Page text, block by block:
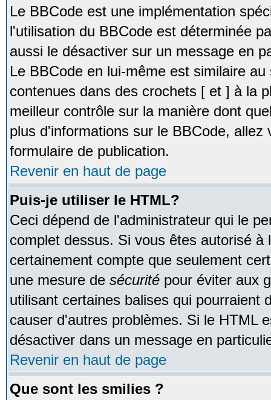
Le BBCode est une implémentation
l'utilisation du BBCode est déterminée
aussi le désactiver sur un message en
Le BBCode en lui-même est similaire
contenues dans des crochets [ et ] à la
meilleur contrôle sur la manière dont
plus d'informations sur le BBCode,
formulaire de publication.
Revenir en haut de page
Puis-je utiliser le HTML?
Ceci dépend de l'administrateur qui le
complet dessus. Si vous êtes autorisé à
certainement compte que seulement
une mesure de sécurité pour éviter aux
utilisant certaines balises qui pourraient
causer d'autres problèmes. Si le HTML
désactiver dans un message en
Revenir en haut de page
Que sont les smilies ?